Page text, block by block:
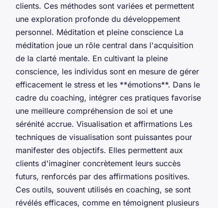
clients. Ces méthodes sont variées et permettent
une exploration profonde du développement
personnel. Méditation et pleine conscience La
méditation joue un rôle central dans l'acquisition
de la clarté mentale. En cultivant la pleine
conscience, les individus sont en mesure de gérer
efficacement le stress et les **émotions**. Dans le
cadre du coaching, intégrer ces pratiques favorise
une meilleure compréhension de soi et une
sérénité accrue. Visualisation et affirmations Les
techniques de visualisation sont puissantes pour
manifester des objectifs. Elles permettent aux
clients d'imaginer concrètement leurs succès
futurs, renforcés par des affirmations positives.
Ces outils, souvent utilisés en coaching, se sont
révélés efficaces, comme en témoignent plusieurs